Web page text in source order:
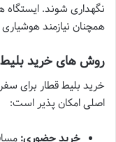
نگهداری شوند. ایستگاه
همچنان نیازمند
روش های خرید
خرید بلیط قطار برای
اصلی امکان پذیر است:
خرید حضوری: